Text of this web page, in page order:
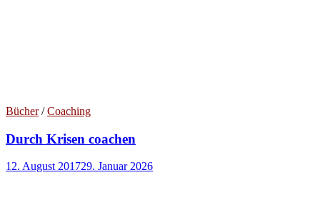
Bücher/Coaching
Durch Krisen coachen
12. August 201729. Januar 2026